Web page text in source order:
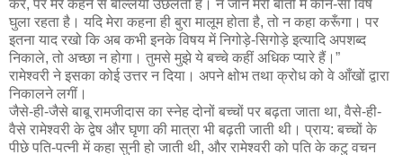
करे, पर मेरे कहने से बल्लियों उछलती है। न जाने मेरी बातों में कौन-सा विष
घुला रहता है। यदि मेरा कहना ही बुरा मालूम होता है, तो न कहा करूँगा। पर
इतना याद रखो कि अब कभी इनके विषय में निगोड़े-सिगोड़े इत्यादि अपशब्द
निकाले, तो अच्छा न होगा। तुमसे मुझे ये बच्चे कहीं अधिक प्यारे हैं।”
रामेश्वरी ने इसका कोई उत्तर न दिया। अपने क्षोभ तथा क्रोध को वे आँखों द्वारा
निकालने लगीं।
जैसे-ही-जैसे बाबू रामजीदास का स्नेह दोनों बच्चों पर बढ़ता जाता था, वैसे-ही-
वैसे रामेश्वरी के द्वेष और घृणा की मात्रा भी बढ़ती जाती थी। प्राय: बच्चों के
पीछे पति-पत्नी में कहा सुनी हो जाती थी, और रामेश्वरी को पति के कटु वचन